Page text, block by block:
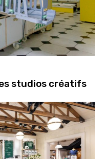
studios créatifs